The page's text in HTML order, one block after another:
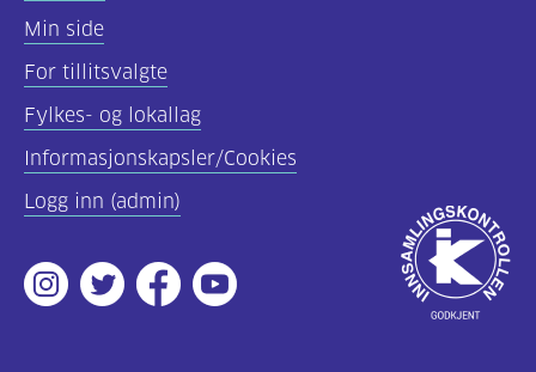
Diabetes
type
1
(43)
Diabetes
2
Min side
For tillitsvalgte
Fylkes- og lokallag
Informasjonskapsler/Cookies
Logg inn (admin)
Instagram
TwitterFacebookYoutube
Godkjent
av